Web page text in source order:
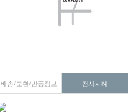
배송/교환/반품정보 전시사례